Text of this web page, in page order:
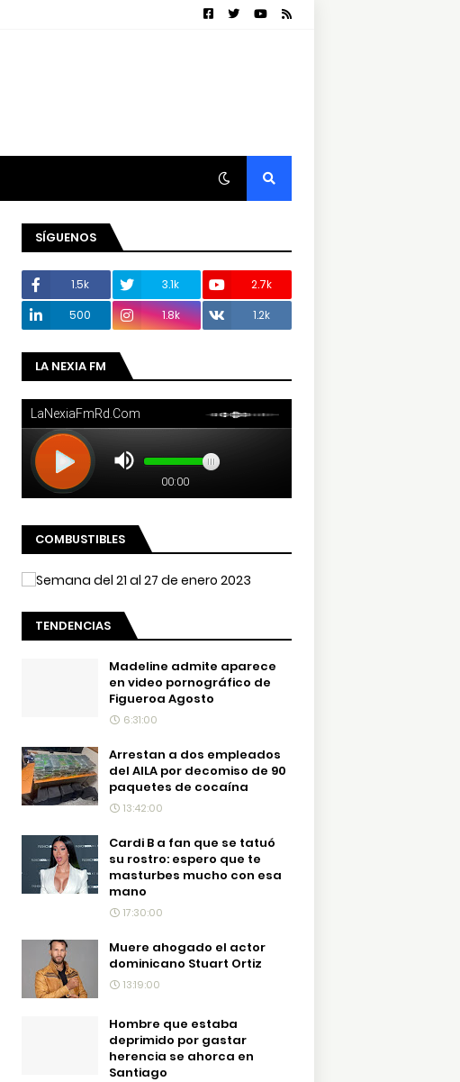
SÍGUENOS
1.5k 3.1k
2.7k
500
1.8k 1.2k
LA NEXIA FM
COMBUSTIBLES
TENDENCIAS
Madeline admite aparece
en video pornográfico de
Figueroa Agosto
6:31:00
Arrestan a dos empleados
del AILA por decomiso de 90
paquetes de cocaína
13:42:00
Cardi B a fan que se tatuó
su rostro: espero que te
masturbes mucho con esa
mano
17:30:00
Muere ahogado el actor
dominicano Stuart Ortiz
13:19:00
Hombre que estaba
deprimido por gastar
herencia se ahorca en
Santiago